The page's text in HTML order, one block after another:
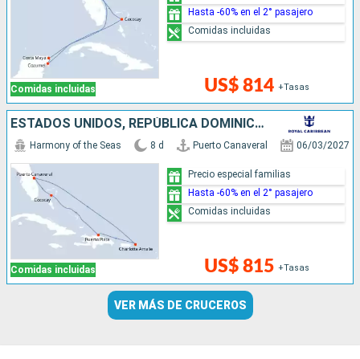
Comidas incluidas US$ 814 +Tasas
Hasta -60% en el 2° pasajero
Comidas incluidas
ESTADOS UNIDOS, REPÚBLICA DOMINICANA, BAHAMAS
Comidas incluidas
Harmony of the Seas 8 d Puerto Canaveral 06/03/2027
US$ 815 +Tasas
Precio especial familias
Hasta -60% en el 2° pasajero
Comidas incluidas
VER MÁS DE CRUCEROS